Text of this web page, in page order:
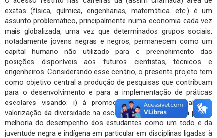
exatas (física, química, engenharias, matemática, etc.) é um
assunto problemático, principalmente numa economia cada vez
mais globalizada, uma vez que determinados grupos sociais,
notadamente jovens negras e negros, permanecem como um
capital humano não utilizado para o preenchimento das
posições disponíveis aos futuros cientistas, técnicos e
engenheiros. Considerando esse cenário, o presente projeto tem
como objetivo central a produção de pesquisas que contribuam
para o desenvolvimento e para a implementação de práticas
escolares visando: i) à promoção da equidade racial e à
valorização da diversidade na escola, contribuindo assim para a
melhoria do desempenho dos estudantes como um todo e da
juventude negra e indígena em particular em disciplinas ligadas à